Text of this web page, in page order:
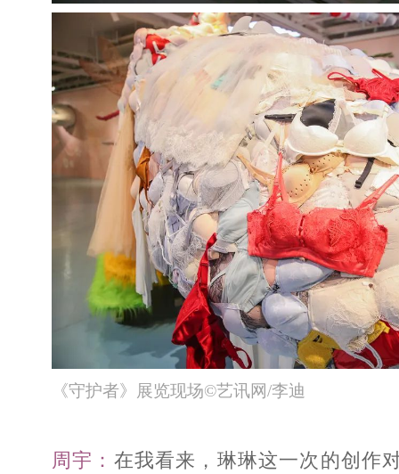
《守护者》展览现场©艺讯网/李迪
周宇： 在我看来，琳琳这一次的创作